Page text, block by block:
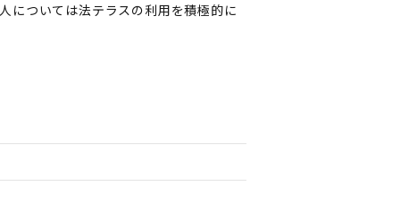
については法テラスの利用を積極的に